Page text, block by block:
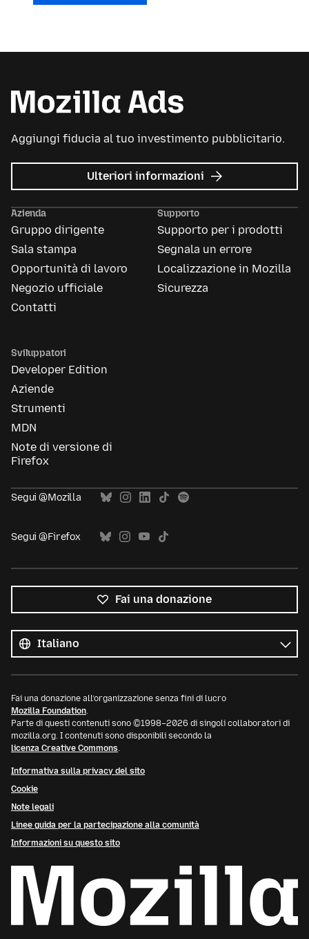
Aggiungi fiducia al tuo investimento pubblicitario.
Ulteriori informazioni su
Mozilla
Azienda
Gruppo dirigente
Sala stampa
Opportunità di lavoro
Negozio ufficiale
Contatti
Supporto
Supporto per i prodotti
Segnala un errore
Localizzazione in Mozilla
Sicurezza
Sviluppatori
Developer Edition
Aziende
Strumenti
MDN
Note di versione di
Firefox
Segui @Mozilla
Segui @Firefox
Fai una donazione
le
lingue
Lingua
Fai una donazione all’organizzazione senza fini di lucro
Mozilla Foundation.
Parte di questi contenuti sono ©1998–2026 di singoli collaboratori di
mozilla.org. I contenuti sono disponibili secondo la
licenza Creative Commons.
Informativa sulla privacy del sito
Cookie
Note legali
Linee guida per la partecipazione alla comunità
Informazioni su questo sito